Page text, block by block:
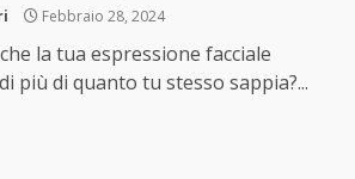
Febbraio 28, 2024
la tua espressione facciale
più di quanto tu stesso sappia?...